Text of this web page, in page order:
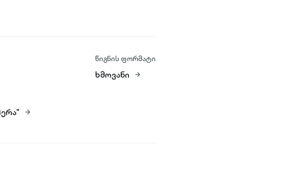
წიგნის ფორმატი
ხმოვანი